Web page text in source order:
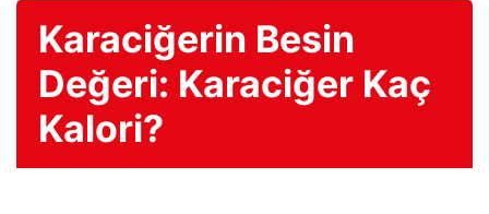
Karaciğerin Besin
Değeri: Karaciğer Kaç
Kalori?